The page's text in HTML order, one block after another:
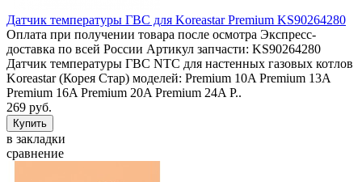
Датчик температуры ГВС для Koreastar Premium KS90264280
Оплата при получении товара после осмотра Экспресс-
доставка по всей России Артикул запчасти: KS90264280
Датчик температуры ГВС NTC для настенных газовых котлов
Koreastar (Корея Стар) моделей: Premium 10A Premium 13A
Premium 16A Premium 20A Premium 24A P..
269 руб.
в закладки
сравнение